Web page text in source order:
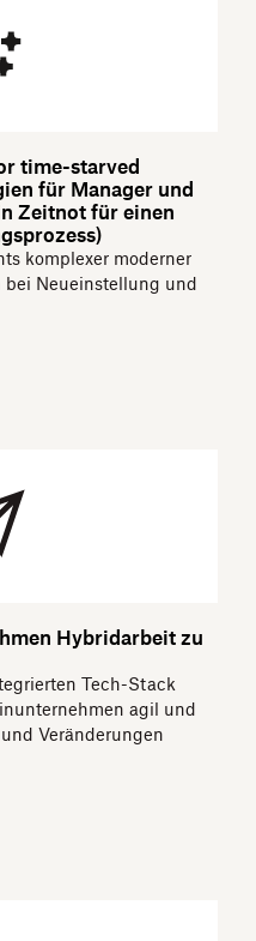
time-starved
für Manager und
Zeitnot für einen
komplexer moderner
bei Neueinstellung und
Hybridarbeit zu
Tech-Stack
agil und
Veränderungen